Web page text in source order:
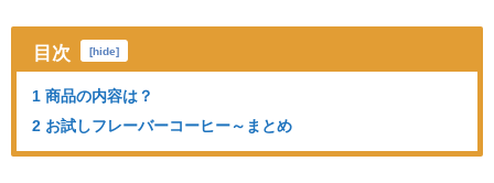
目次 [hide]
1 商品の内容は？
2 お試しフレーバーコーヒー～まとめ